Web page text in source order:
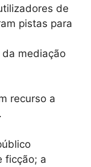
de
pistas para
mediação
recurso a
ficção; a